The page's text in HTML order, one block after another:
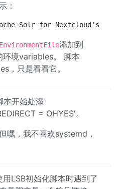
：
Solr for Nextcloud's
EnvironmentFile添加到
环境variables。 脚本
，只是看看它。
开始处添
= OHYES'。
嘿，我不喜欢systemd，
LSB初始化脚本时遇到了